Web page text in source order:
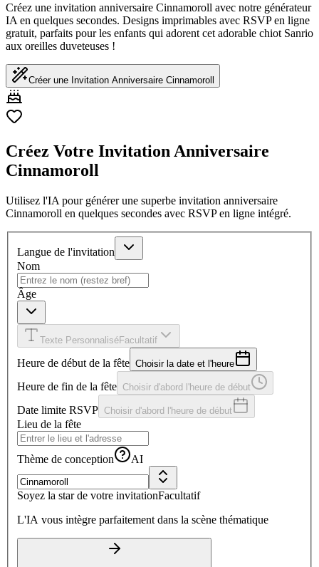
Créez une invitation anniversaire Cinnamoroll avec notre générateur
IA en quelques secondes. Designs imprimables avec RSVP en ligne
gratuit, parfaits pour les enfants qui adorent cet adorable chiot Sanrio
aux oreilles duveteuses !
Créer une Invitation Anniversaire Cinnamoroll
Créez Votre Invitation Anniversaire
Cinnamoroll
Utilisez l'IA pour générer une superbe invitation anniversaire
Cinnamoroll en quelques secondes avec RSVP en ligne intégré.
Langue de l'invitation
Nom
Âge
Texte PersonnaliséFacultatif
Heure de début de la fête Choisir la date et l'heure
Heure de fin de la fête Choisir d'abord l'heure de début
Date limite RSVP Choisir d'abord l'heure de début
Lieu de la fête
Thème de conception AI
Soyez la star de votre invitationFacultatif
L'IA vous intègre parfaitement dans la scène thématique